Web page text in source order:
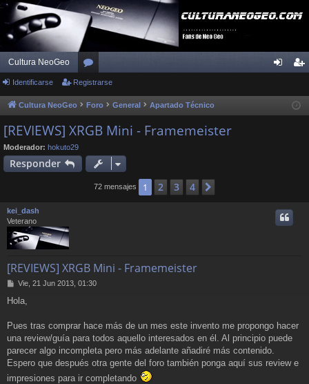
Cultura NeoGeo
or
os ist
Identificarse Registrarse
Cultura NeoGeo Foro General Apartado Técnico
[REVIEWS] XRGB Mini - Framemeister
Moderador: hokuto29
Responder
72 mensajes 1 2 3 4
kei_dash
Veterano
[REVIEWS] XRGB Mini - Framemeister
M
n
a
Vie, 21 Jun 2013, 01:30
Hola,
Pues tras comprar hace más de un mes este invento me propongo hacer
una review/guía para todos aquello interesados en él. Al principio puede
parecer algo incompleta pero más adelante añadiré más contenido.
Espero que después otra gente del foro también ponga aquí sus review e
impresiones para ir completando